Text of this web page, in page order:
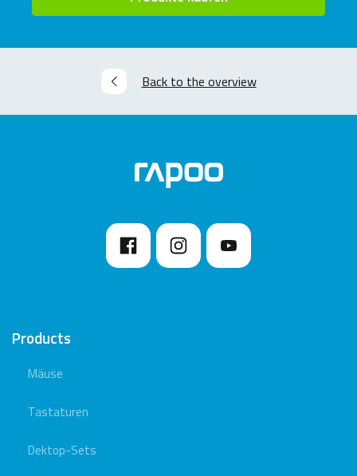
Back to the overview
Products
Mäuse
Tastaturen
Dektop-Sets